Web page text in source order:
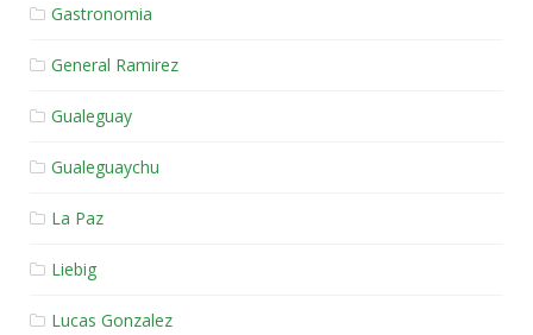
Gastronomia
General Ramirez
Gualeguay
Gualeguaychu
La Paz
Liebig
Lucas Gonzalez